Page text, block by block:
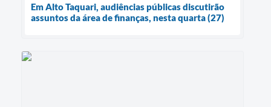
Em Alto Taquari, audiências públicas discutirão
assuntos da área de finanças, nesta quarta (27)